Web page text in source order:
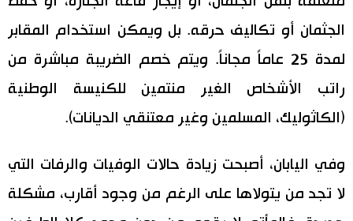
الجثمان أو تكاليف حرقه. بل ويمكن استخدام المقابر
لمدة 25 عاماً مجاناً. ويتم خصم الضريبة مباشرة من
راتب الأشخاص الغير منتمين للكنيسة الوطنية
(الكاثوليك، المسلمين وغير معتنقي الديانات).
وفي اليابان، أصبحت زيادة حالات الوفيات والرفات التي
لا تجد من يتولاها على الرغم من وجود أقارب، مشكلة